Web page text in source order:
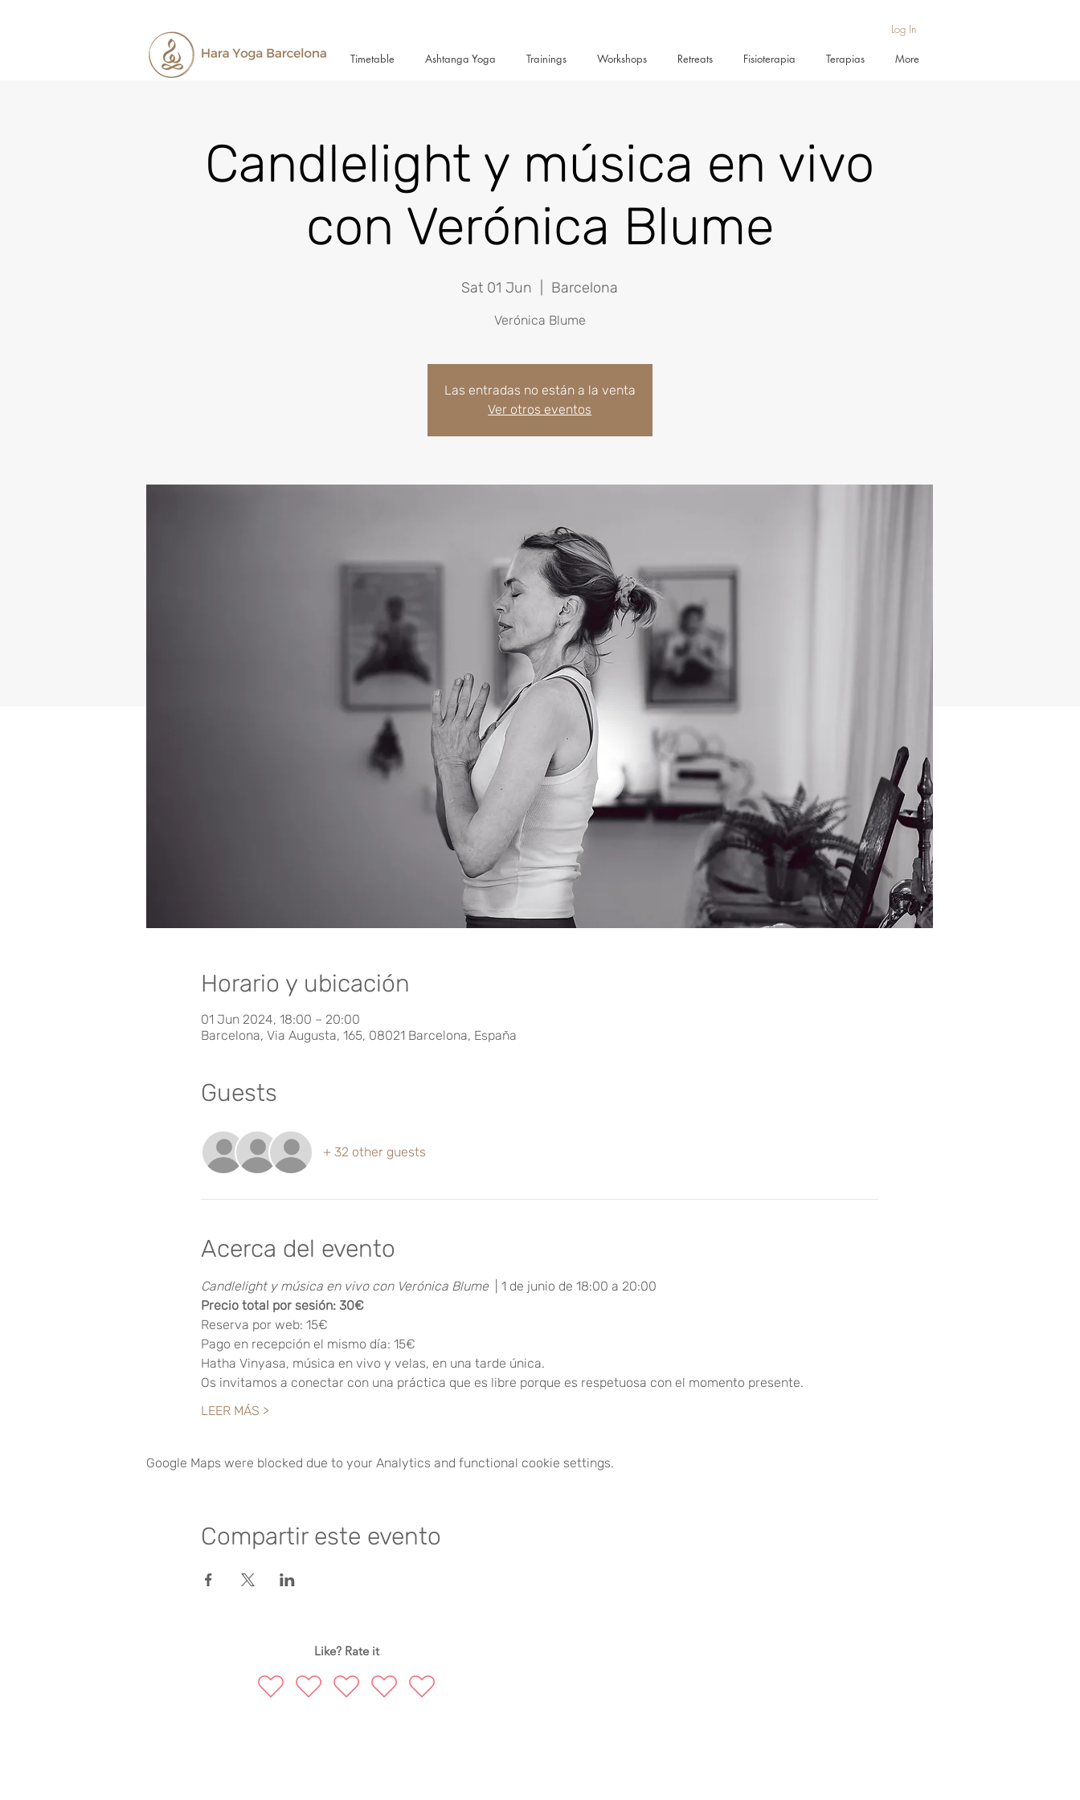
Log In
Timetable Ashtanga Yoga Trainings Workshops Retreats Fisioterapia Terapias More
Candlelight y música en vivo
con Verónica Blume
Sat 01 Jun Barcelona
Verónica Blume
Las entradas no están a la venta
Ver otros eventos
Horario y ubicación
01 Jun 2024, 18:00 – 20:00
Barcelona, Via Augusta, 165, 08021 Barcelona, España
Guests
+ 32 other guests
Acerca del evento
Candlelight y música en vivo con Verónica Blume
| 1 de junio de 18:00 a 20:00
Precio total por sesión: 30€
Reserva por web: 15€
Pago en recepción el mismo día: 15€
Hatha Vinyasa, música en vivo y velas, en una tarde única.
Os invitamos a conectar con una práctica que es libre porque es respetuosa con el momento presente.
LEER MÁS >
Google Maps were blocked due to your Analytics and functional cookie settings.
Compartir este evento
Like? Rate it